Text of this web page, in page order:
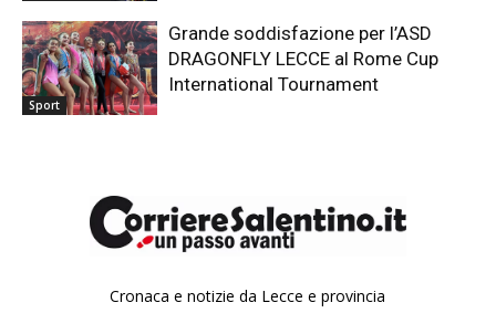
Sport
Grande soddisfazione per l’ASD
DRAGONFLY LECCE al Rome Cup
International Tournament
Cronaca e notizie da Lecce e provincia